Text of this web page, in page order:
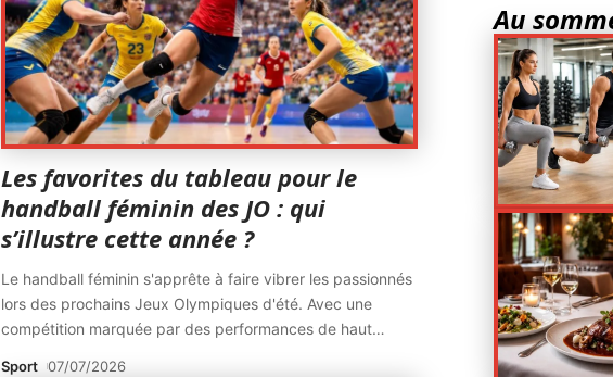
Les favorites du tableau pour le
handball féminin des JO : qui
s’illustre cette année ?
Le handball féminin s'apprête à faire vibrer les passionnés
lors des prochains Jeux Olympiques d'été. Avec une
compétition marquée par des performances de haut…
Sport 07/07/2026
Au